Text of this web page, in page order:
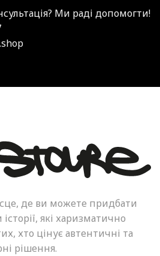
Ми раді допомогти!
де ви можете придбати
які харизматично
хто цінує автентичні та
рішення.